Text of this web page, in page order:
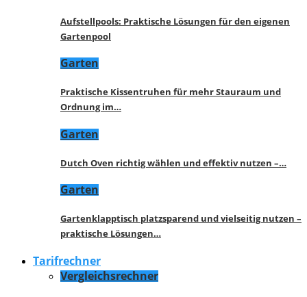
Aufstellpools: Praktische Lösungen für den eigenen
Gartenpool
Garten
Praktische Kissentruhen für mehr Stauraum und
Ordnung im…
Garten
Dutch Oven richtig wählen und effektiv nutzen –…
Garten
Gartenklapptisch platzsparend und vielseitig nutzen –
praktische Lösungen…
Tarifrechner
Vergleichsrechner